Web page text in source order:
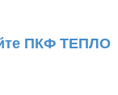
ПКФ ТЕПЛО